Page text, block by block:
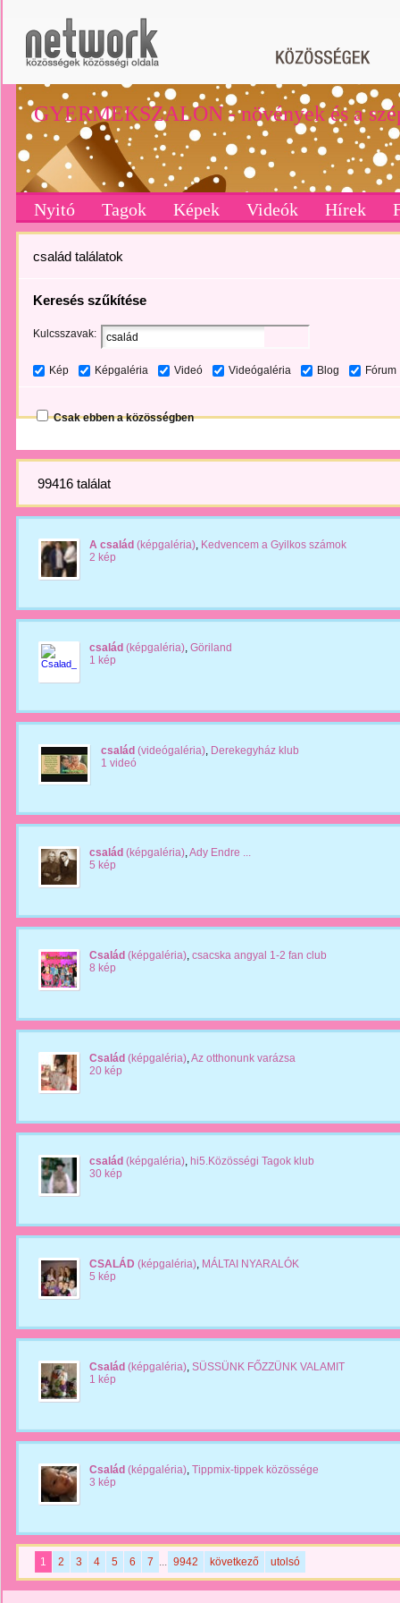
GYERMEKSZALON - növények és a
Nyitó Tagok Képek Videók Hírek
család találatok
Keresés szűkítése
Kulcsszavak:
Kép Képgaléria Videó Videógaléria Blog Fórum
Csak ebben a közösségben
99416 találat
A család (képgaléria), Kedvencem a Gyilkos számok
2 kép
család (képgaléria), Göriland
1 kép
család (videógaléria), Derekegyház klub
1 videó
család (képgaléria),Ady Endre ...
5 kép
Család (képgaléria), csacska angyal 1-2 fan club
8 kép
Család (képgaléria),Az otthonunk varázsa
20 kép
család (képgaléria), hi5.Közösségi Tagok klub
30 kép
CSALÁD (képgaléria), MÁLTAI NYARALÓK
5 kép
Család (képgaléria), SÜSSÜNK FŐZZÜNK VALAMIT
1 kép
Család (képgaléria), Tippmix-tippek közössége
3 kép
1 2 3 4 5 6 7 ... 9942 következő utolsó